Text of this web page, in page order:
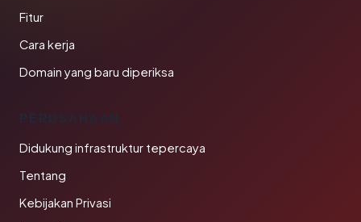
Fitur
Cara kerja
Domain yang baru diperiksa
PERUSAHAAN
Didukung infrastruktur tepercaya
Tentang
Kebijakan Privasi